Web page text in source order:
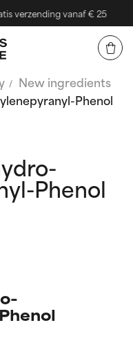
verzending vanaf € 25
New ingredients
Phenol
Phenol